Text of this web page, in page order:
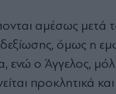
αμέσως μετά
όμως η
ο Άγγελος,
προκλητικά